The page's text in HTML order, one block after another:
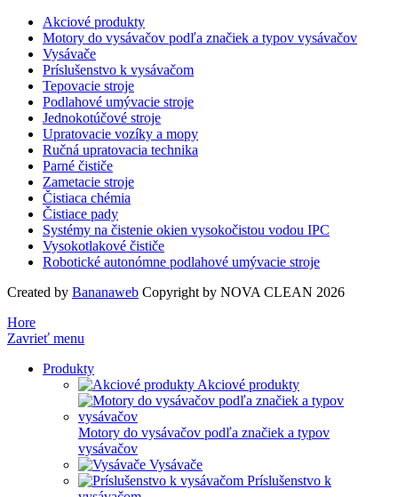
Akciové produkty
Motory do vysávačov podľa značiek a typov vysávačov
Vysávače
Príslušenstvo k vysávačom
Tepovacie stroje
Podlahové umývacie stroje
Jednokotúčové stroje
Upratovacie vozíky a mopy
Ručná upratovacia technika
Parné čističe
Zametacie stroje
Čistiaca chémia
Čistiace pady
Systémy na čistenie okien vysokočistou vodou IPC
Vysokotlakové čističe
Robotické autonómne podlahové umývacie stroje
Created by Bananaweb Copyright by NOVA CLEAN 2026
Hore
Zavrieť menu
Produkty
Akciové produkty
Motory do vysávačov podľa značiek a typov
vysávačov
Vysávače
Príslušenstvo k